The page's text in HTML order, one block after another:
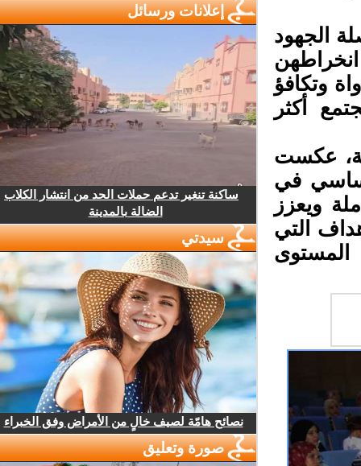
الجهود
وتكافؤ
أكثر
عكست
في
ويعزز
التي
إعلانات ورسائل
ساكنة تنغير تدعم حملات الحد من انتشار الكلاب
الضالة بالمدينة
سيدتي
نصائح هامّة لصيف خالٍ من الأمراض وفق الخبراء
صورة وتعليق